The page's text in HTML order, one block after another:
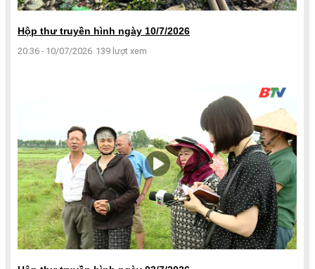
Hộp thư truyền hình ngày 10/7/2026
20:36 - 10/07/2026 139 lượt xem